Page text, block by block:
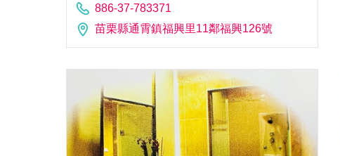
886-37-783371
苗栗縣通霄鎮福興里11鄰福興126號